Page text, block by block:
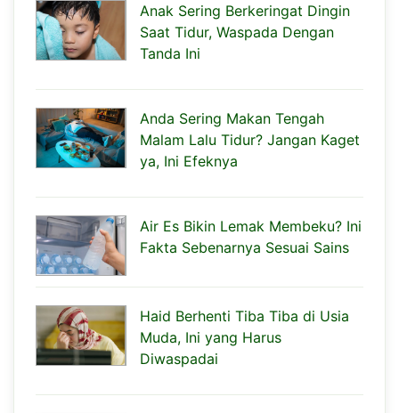
Anak Sering Berkeringat Dingin
Saat Tidur, Waspada Dengan
Tanda Ini
Anda Sering Makan Tengah
Malam Lalu Tidur? Jangan Kaget
ya, Ini Efeknya
Air Es Bikin Lemak Membeku? Ini
Fakta Sebenarnya Sesuai Sains
Haid Berhenti Tiba Tiba di Usia
Muda, Ini yang Harus
Diwaspadai